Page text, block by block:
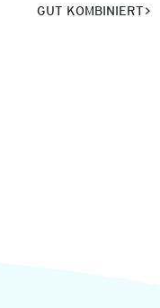
GUT KOMBINIERT